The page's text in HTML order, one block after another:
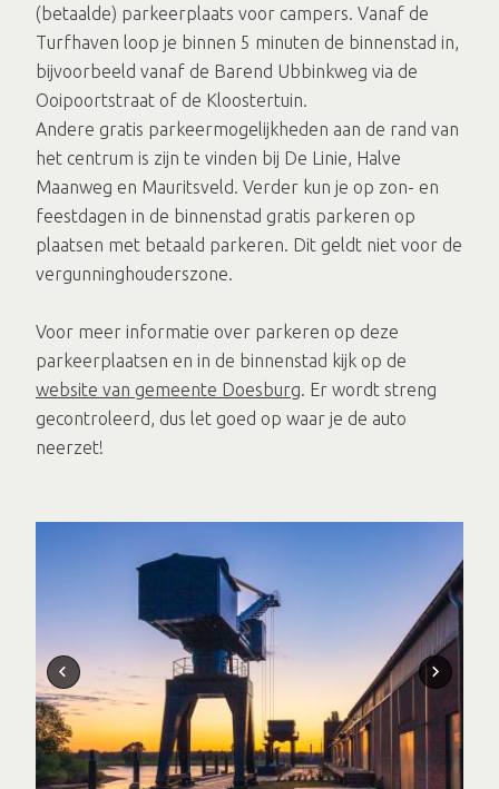
(betaalde) parkeerplaats voor campers. Vanaf de
Turfhaven loop je binnen 5 minuten de binnenstad in,
bijvoorbeeld vanaf de Barend Ubbinkweg via de
Ooipoortstraat of de Kloostertuin.
Andere gratis parkeermogelijkheden aan de rand van
het centrum is zijn te vinden bij De Linie, Halve
Maanweg en Mauritsveld. Verder kun je op zon- en
feestdagen in de binnenstad gratis parkeren op
plaatsen met betaald parkeren. Dit geldt niet voor de
vergunninghouderszone.
Voor meer informatie over parkeren op deze
parkeerplaatsen en in de binnenstad kijk op de
website van gemeente Doesburg. Er wordt streng
gecontroleerd, dus let goed op waar je de auto
neerzet!